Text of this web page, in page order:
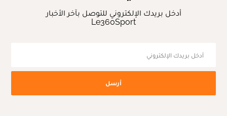
أدخل بريدك الإلكتروني للتوصل بآخر الأخبار
Le360Sport
أرسل